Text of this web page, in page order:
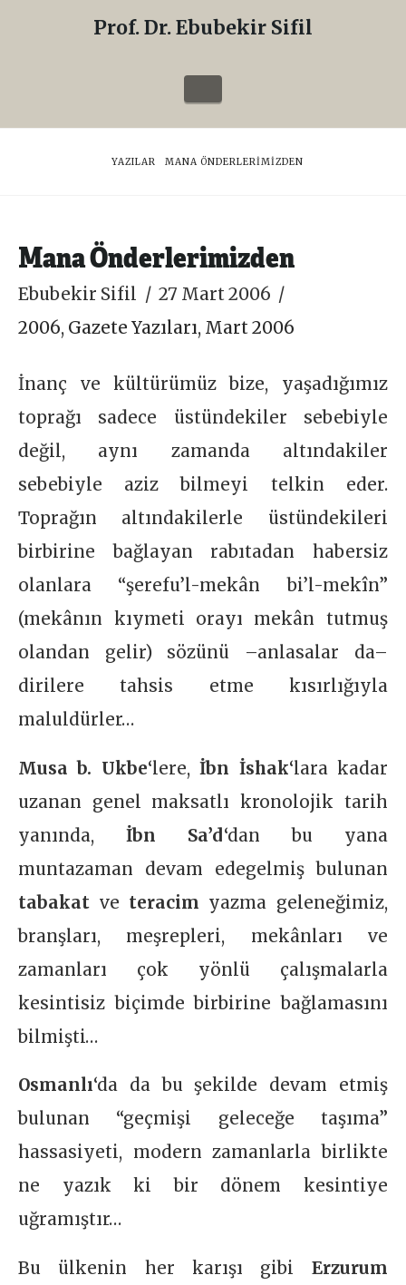
Sifil
Prof. Dr. Ebubekir Sifil
Navigation
HOME
YAZILAR MANA ÖNDERLERIMIZDEN
Mana Önderlerimizden
Ebubekir Sifil
27 Mart 2006
2006, Gazete Yazıları, Mart 2006
İnanç ve kültürümüz bize, yaşadığımız
toprağı sadece üstündekiler sebebiyle
değil, aynı zamanda altındakiler
sebebiyle aziz bilmeyi telkin eder.
Toprağın altındakilerle üstündekileri
birbirine bağlayan rabıtadan habersiz
olanlara “şerefu’l-mekân bi’l-mekîn”
(mekânın kıymeti orayı mekân tutmuş
olandan gelir) sözünü –anlasalar da–
dirilere tahsis etme kısırlığıyla
maluldürler…
Musa b. Ukbe‘lere,İbn İshak‘lara kadar
uzanan genel maksatlı kronolojik tarih
yanında,İbn Sa’d‘dan bu yana
muntazaman devam edegelmiş bulunan
tabakat ve teracim yazma geleneğimiz,
branşları, meşrepleri, mekânları ve
zamanları çok yönlü çalışmalarla
kesintisiz biçimde birbirine bağlamasını
bilmişti…
Osmanlı‘da da bu şekilde devam etmiş
bulunan “geçmişi geleceğe taşıma”
hassasiyeti, modern zamanlarla birlikte
ne yazık ki bir dönem kesintiye
uğramıştır…
Bu ülkenin her karışı gibi Erzurum